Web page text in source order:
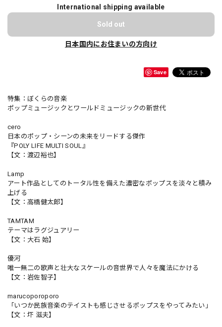
International shipping available
Sold out
日本国内にお住まいの方向け
Save
特集：ぼくらの音楽
ポップミュージックとワールドミュージックの新世代
cero
日本のポップ・シーンの未来をリードする傑作
『POLY LIFE MULTI SOUL』
【文：渡辺裕也】
Lamp
アート作品としてのトータル性を備えた濃密なポップスを淡々と積み
上げる
【文：高橋健太郎】
TAMTAM
テーマはラグジュアリー
【文：大石 始】
優河
唯一無二の歌声と壮大なスケールの音世界で人々を魔法にかける
【文：岩佐智子】
marucoporoporo
「いつか民族音楽のテイストも感じさせるポップスをやってみたい」
【文：圷 滋夫】